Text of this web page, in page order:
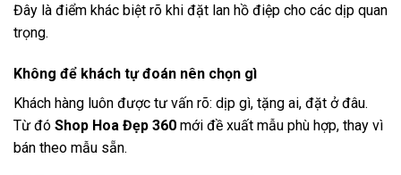
Đây là điểm khác biệt rõ khi đặt lan hồ điệp cho các dịp quan
trọng.
Không để khách tự đoán nên chọn gì
Khách hàng luôn được tư vấn rõ: dịp gì, tặng ai, đặt ở đâu.
Từ đó Shop Hoa Đẹp 360 mới đề xuất mẫu phù hợp, thay vì
bán theo mẫu sẵn.